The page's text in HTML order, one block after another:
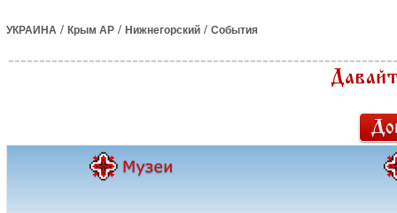
УКРАИНА / Крым АР / Нижнегорский / События